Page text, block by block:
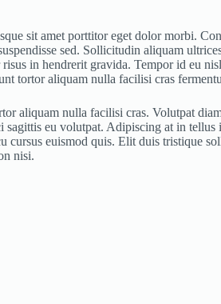
sit amet porttitor eget dolor morbi.
sed. Sollicitudin aliquam
risus in hendrerit gravida. Tempor id eu
tortor aliquam nulla facilisi cras
aliquam nulla facilisi cras. Volutpat
eu volutpat. Adipiscing at in tellus
cursus euismod quis. Elit duis tristique
nisi.